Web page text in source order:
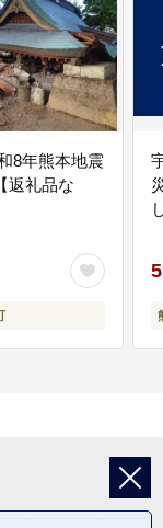
8年熊本地震
返礼品な